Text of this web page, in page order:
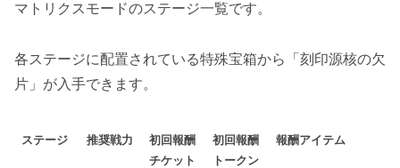
マトリクスモードのステージ一覧です。
各ステージに配置されている特殊宝箱から「刻印源核の欠
片」が入手できます。
ステージ 推奨戦力
初回報酬
チケット
初回報酬
トークン
報酬アイテム